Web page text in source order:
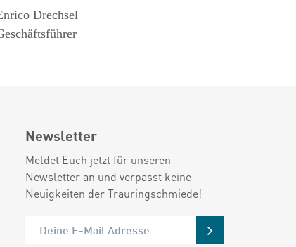
Drechsel
Newsletter
Meldet Euch jetzt für unseren
Newsletter an und verpasst keine
Neuigkeiten der Trauringschmiede!